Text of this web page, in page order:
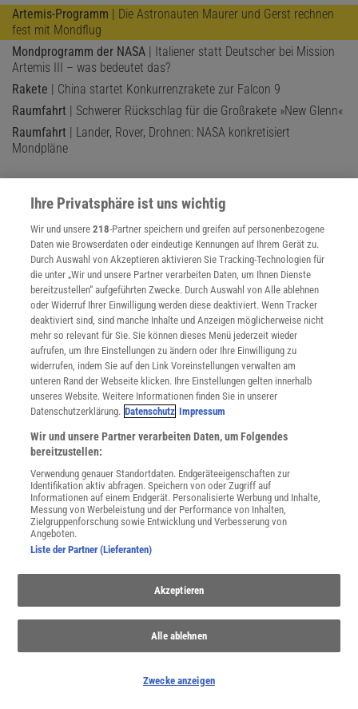
Artemis-Programm | Die Astronauten Maurer und Gerst rechnen
fest mit Mondflug
Mondprogramm der NASA | Italiener statt Deutscher bei Mission
Artemis III – was bedeutet das?
Rakete | China startet Konkurrenzrakete zur Falcon 9
Raumfahrt | Schwerer Rückschlag für die Großrakete »New Glenn«
Raumfahrt | Lander, Rover, Drohnen: NASA konkretisiert
Mondpläne
URKNALL, WELTALL UND DAS LEBEN
Artemis II: Flug um den Mond
In seinem Vortrag »Artemis II: Einmal Mond und zurück« gibt
einen Ausblick.
Ihre Privatsphäre ist uns wichtig
Wir und unsere218-Partner speichern und greifen auf personenbezogene
Daten wie Browserdaten oder eindeutige Kennungen auf Ihrem Gerät zu.
Durch Auswahl von Akzeptieren aktivieren Sie Tracking-Technologien für
die unter „Wir und unsere Partner verarbeiten Daten, um Ihnen Dienste
bereitzustellen“ aufgeführten Zwecke. Durch Auswahl von Alle ablehnen
oder Widerruf Ihrer Einwilligung werden diese deaktiviert. Wenn Tracker
deaktiviert sind, sind manche Inhalte und Anzeigen möglicherweise nicht
mehr so relevant für Sie. Sie können dieses Menü jederzeit wieder
aufrufen, um Ihre Einstellungen zu ändern oder Ihre Einwilligung zu
widerrufen, indem Sie auf den Link Voreinstellungen verwalten am
unteren Rand der Webseite klicken. Ihre Einstellungen gelten innerhalb
unseres Website. Weitere Informationen finden Sie in unserer
Datenschutzerklärung. Datenschutz Impressum
Wir und unsere Partner verarbeiten Daten, um Folgendes
bereitzustellen:
Verwendung genauer Standortdaten. Endgeräteeigenschaften zur
Identifikation aktiv abfragen. Speichern von oder Zugriff auf
Informationen auf einem Endgerät. Personalisierte Werbung und Inhalte,
Messung von Werbeleistung und der Performance von Inhalten,
Zielgruppenforschung sowie Entwicklung und Verbesserung von
Angeboten.
Liste der Partner (Lieferanten)
Akzeptieren
Alle ablehnen
Zwecke anzeigen